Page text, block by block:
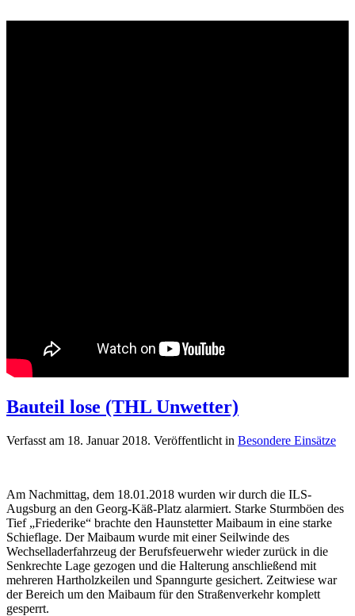
Bauteil lose (THL Unwetter)
Verfasst am 18. Januar 2018. Veröffentlicht in Besondere Einsätze
Am Nachmittag, dem 18.01.2018 wurden wir durch die ILS-
Augsburg an den Georg-Käß-Platz alarmiert. Starke Sturmböen des
Tief „Friederike“ brachte den Haunstetter Maibaum in eine starke
Schieflage. Der Maibaum wurde mit einer Seilwinde des
Wechselladerfahrzeug der Berufsfeuerwehr wieder zurück in die
Senkrechte Lage gezogen und die Halterung anschließend mit
mehreren Hartholzkeilen und Spanngurte gesichert. Zeitwiese war
der Bereich um den Maibaum für den Straßenverkehr komplett
gesperrt.